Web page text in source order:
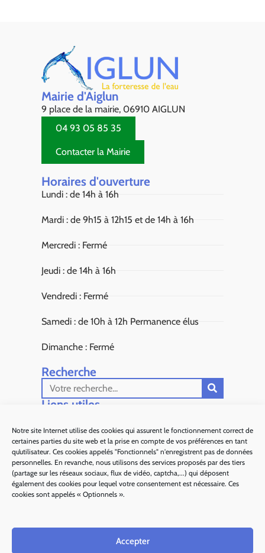
Notre site Internet utilise des cookies qui assurent le fonctionnement correct de
certaines parties du site web et la prise en compte de vos préférences en tant
qu’utilisateur. Ces cookies appelés "Fonctionnels" n'enregistrent pas de données
personnelles. En revanche, nous utilisons des services proposés par des tiers
(partage sur les réseaux sociaux, flux de vidéo, captcha,...) qui déposent
également des cookies pour lequel votre consentement est nécessaire. Ces
cookies sont appelés « Optionnels ».
Accepter
Mairie d'Aiglun
9 place de la mairie, 06910 AIGLUN
04 93 05 85 35
Contacter la Mairie
Horaires d'ouverture
Lundi : de 14h à 16h
Mardi : de 9h15 à 12h15 et de 14h à 16h
Mercredi : Fermé
Jeudi : de 14h à 16h
Vendredi : Fermé
Samedi : de 10h à 12h Permanence élus
Dimanche : Fermé
Recherche
Liens utiles​
Sous Préfecture de Grasse
Département 06
Alpes d'Azur Tourisme